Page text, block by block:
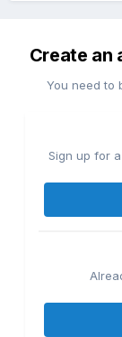
Create an
You need to
Sign up for